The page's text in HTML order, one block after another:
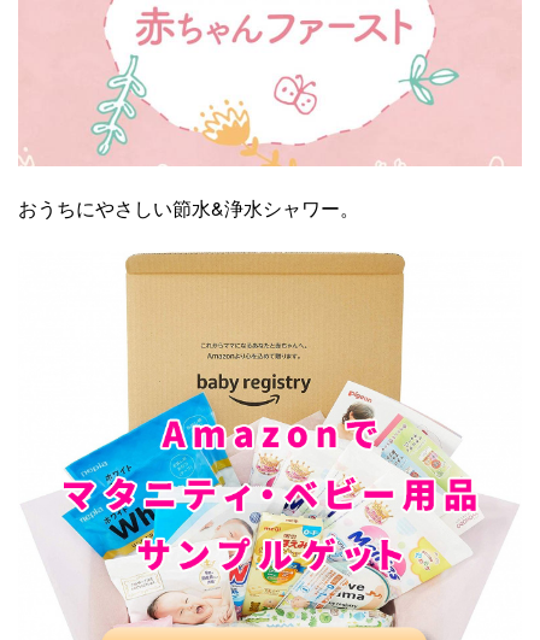
おうちにやさしい節水&浄水シャワー。